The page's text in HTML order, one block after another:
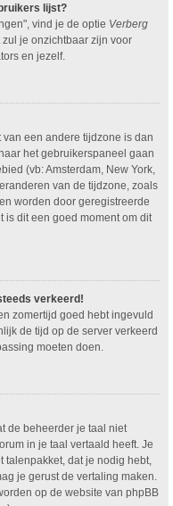
lijst?
vind je de optie Verberg
zul je onzichtbaar zijn voor
en jezelf.
een andere tijdzone is dan
het gebruikerspaneel gaan
(vb: Amsterdam, New York,
van de tijdzone, zoals
worden door geregistreerde
is dit een goed moment om dit
verkeerd!
zomertijd goed hebt ingevuld
de tijd op de server verkeerd
moeten doen.
de beheerder je taal niet
in je taal vertaald heeft. Je
dat je nodig hebt,
je gerust de vertaling maken.
op de website van phpBB